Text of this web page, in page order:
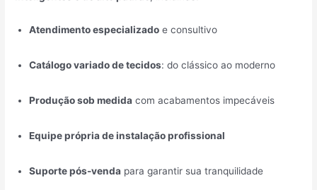
Atendimento especializado e consultivo
Catálogo variado de tecidos: do clássico ao moderno
Produção sob medida com acabamentos impecáveis
Equipe própria de instalação profissional
Suporte pós-venda para garantir sua tranquilidade